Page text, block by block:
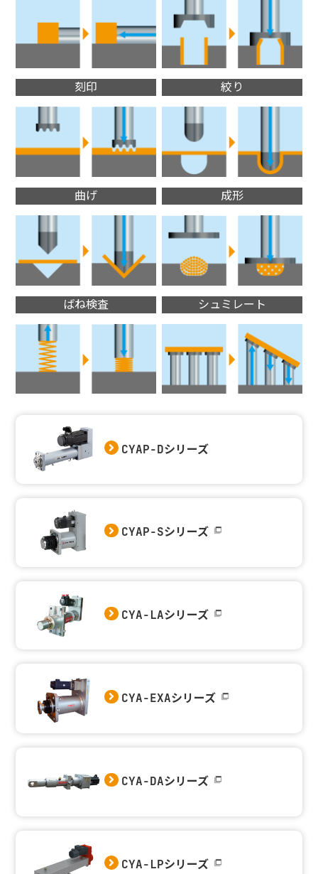
刻印 絞り
曲げ 成形
ばね検査 シュミレート
CYAP-Dシリーズ
CYAP-Sシリーズ
CYA-LAシリーズ
CYA-EXAシリーズ
CYA-DAシリーズ
CYA-LPシリーズ